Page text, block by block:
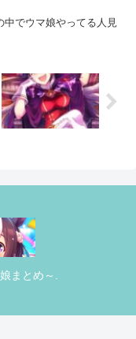
中でウマ娘やってる人見
まとめ～.